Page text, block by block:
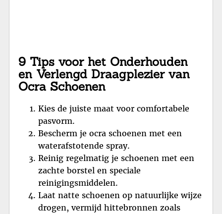
9 Tips voor het Onderhouden
en Verlengd Draagplezier van
Ocra Schoenen
Kies de juiste maat voor comfortabele
pasvorm.
Bescherm je ocra schoenen met een
waterafstotende spray.
Reinig regelmatig je schoenen met een
zachte borstel en speciale
reinigingsmiddelen.
Laat natte schoenen op natuurlijke wijze
drogen, vermijd hittebronnen zoals